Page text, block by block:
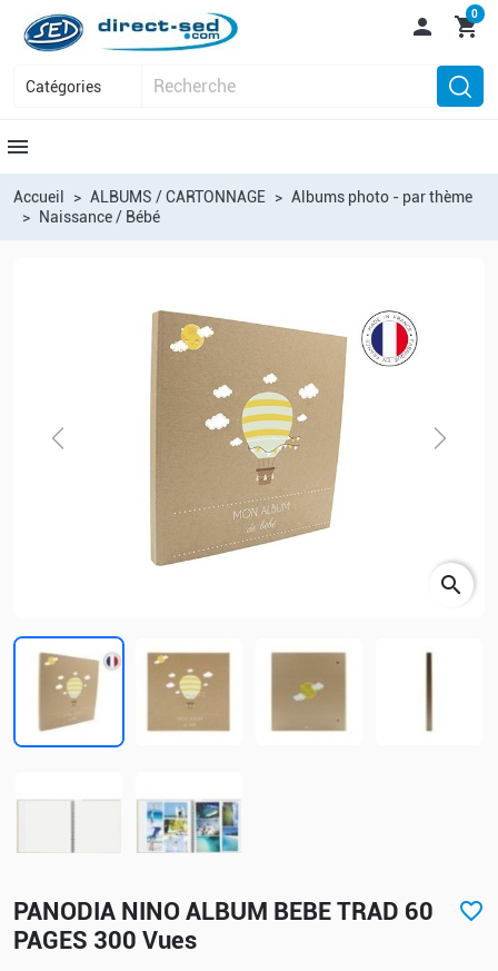
 shopping_cart
0
menu
Accueil ALBUMS / CARTONNAGE
Albums photo - par thème
Naissance / Bébé
Previous Next
search
PANODIA NINO ALBUM BEBE TRAD 60
PAGES 300 Vues
favorite_border